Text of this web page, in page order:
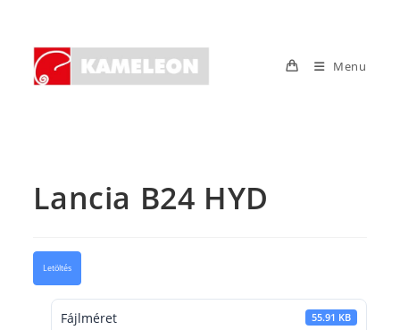
content
Menu
Lancia B24 HYD
Letöltés
Fájlméret 55.91 KB